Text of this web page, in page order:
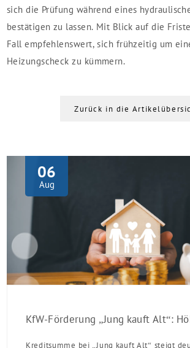
sich die Prüfung während eines
bestätigen zu lassen. Mit Blick auf die
Fall empfehlenswert, sich frühzeitig um
Heizungscheck zu kümmern.
Zurück in die
06
Aug
Kreditsumme bei „Jung kauft Alt“ steigt